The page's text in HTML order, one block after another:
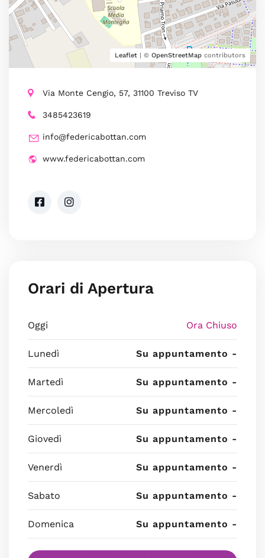
Leaflet | © OpenStreetMap contributors
Via Monte Cengio, 57, 31100 Treviso TV
3485423619
info@federicabottan.com
www.federicabottan.com
Orari di Apertura
Oggi Ora Chiuso
Lunedì Su appuntamento -
Martedì Su appuntamento -
Mercoledì Su appuntamento -
Giovedì Su appuntamento -
Venerdì Su appuntamento -
Sabato Su appuntamento -
Domenica Su appuntamento -